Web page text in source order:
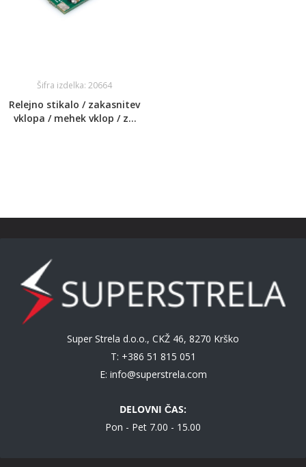
Šifra izdelka: 20664
Relejno stikalo / zakasnitev
vklopa / mehek vklop / za
Super Strela d.o.o., CKŽ 46, 8270 Krško
T: +386 51 815 051
E: info@superstrela.com
DELOVNI ČAS:
Pon - Pet 7.00 - 15.00